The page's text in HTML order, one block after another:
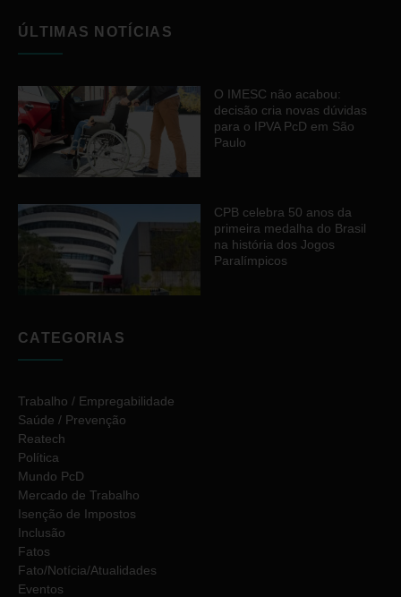
ÚLTIMAS NOTÍCIAS
O IMESC não acabou:
decisão cria novas dúvidas
para o IPVA PcD em São
Paulo
CPB celebra 50 anos da
primeira medalha do Brasil
na história dos Jogos
Paralímpicos
CATEGORIAS
Trabalho / Empregabilidade
Saúde / Prevenção
Reatech
Política
Mundo PcD
Mercado de Trabalho
Isenção de Impostos
Inclusão
Fatos
Fato/Notícia/Atualidades
Eventos